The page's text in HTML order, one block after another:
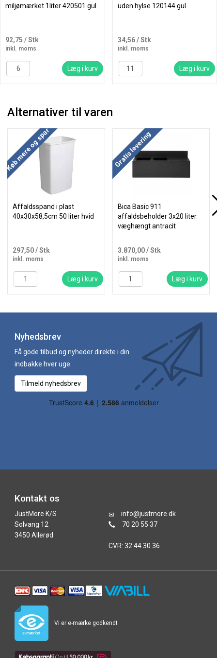
miljømærket 1liter 420501 gul
92,75 / Stk
inkl. moms
Læg i kurv
uden hylse 120144 gul
34,56/ Stk
inkl. moms
Læg i kurv
Alternativer til varen
Køb mere og spar
Affaldsspand i plast
40x30x58,5cm 50 liter hvid
297,50/ Stk
inkl. moms
Læg i kurv
Køb mere og spar
Gratis levering
Bica Basic 911
affaldsbeholder 3x20 liter
væghængt antracit
3.870,00/ Stk
inkl. moms
Læg i kurv
Nyhedsbrev
Få gode tilbud og nyheder direkte i din
indbakke hver uge.
Tilmeld nyhedsbrev
Kontakt os
JustMore K/S
Solvang 12
3450 Allerød
info@justmore.dk
70 20 55 37
CVR: 32 44 30 36
Vi er e-mærke godkendt